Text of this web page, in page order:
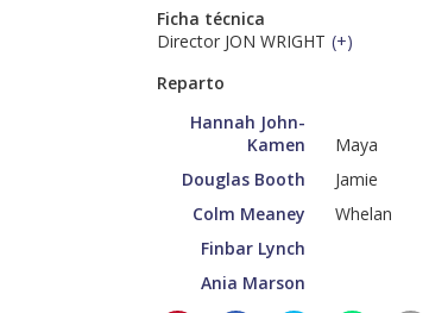
Ficha técnica
Director JON WRIGHT (+)
Reparto
Hannah John-
Kamen
Maya
Douglas Booth
Jamie
Colm Meaney
Whelan
Finbar Lynch
Ania Marson